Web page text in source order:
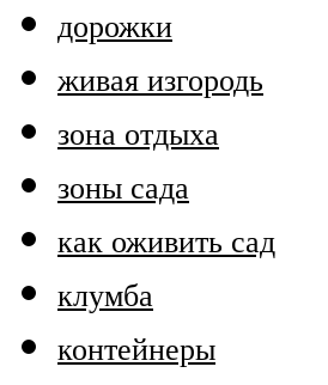
дорожки
живая изгородь
зона отдыха
зоны сада
как оживить сад
клумба
контейнеры